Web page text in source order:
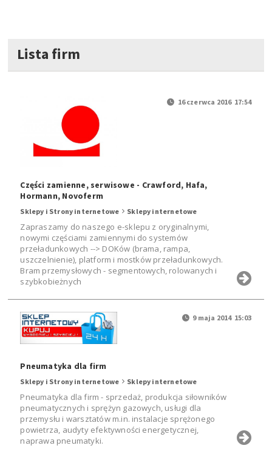
Lista firm
16 czerwca 2016 17:54
Części zamienne, serwisowe - Crawford, Hafa,
Hormann, Novoferm
Sklepy i Strony internetowe Sklepy internetowe
Zapraszamy do naszego e-sklepu z oryginalnymi,
nowymi częściami zamiennymi do systemów
przeładunkowych --> DOKów (brama, rampa,
uszczelnienie), platform i mostków przeładunkowych.
Bram przemysłowych - segmentowych, rolowanych i
szybkobieżnych
9 maja 2014 15:03
Pneumatyka dla firm
Sklepy i Strony internetowe Sklepy internetowe
Pneumatyka dla firm - sprzedaż, produkcja siłowników
pneumatycznych i sprężyn gazowych, usługi dla
przemysłu i warsztatów m.in. instalacje sprężonego
powietrza, audyty efektywności energetycznej,
naprawa pneumatyki.